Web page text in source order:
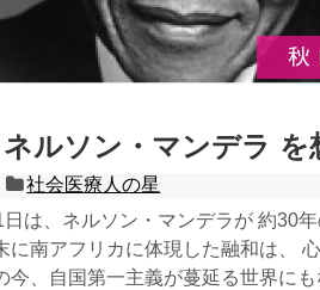
ルソン・マンデラ を
社会医療人の星
は、ネルソン・マンデラが 約30
に南アフリカに体現した融和は、
今、自国第一主義が蔓延る世界に